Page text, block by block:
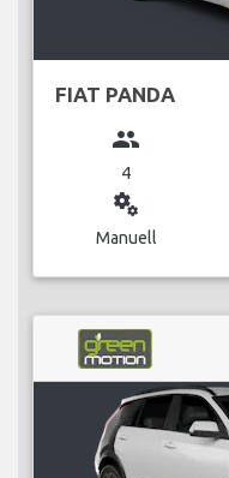
FIAT PANDA
group
4
miscellaneous_services
Manuell